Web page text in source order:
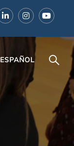
ESPAÑOL